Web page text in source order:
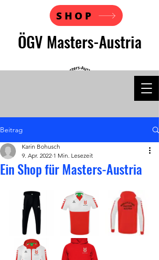
ÖGV Masters-Austria
SHOP
Beitrag
Ein Shop für Masters-Austria
Karin Bohusch
9. Apr. 2022 1 Min. Lesezeit